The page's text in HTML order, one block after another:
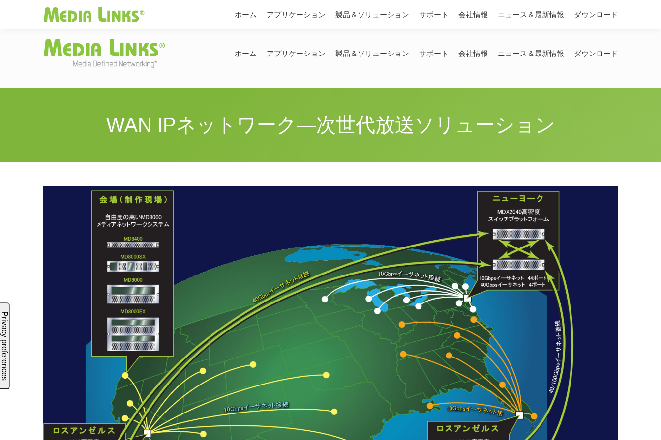
Media LinksJAPAN | Change
ホーム アプリケーション 製品＆ソリューション サポート 会社情報 ニュース＆最新情報 ダウンロード
WAN IPネットワーク―次世代放送ソリューション
ホーム アプリケーション 製品＆ソリューション サポート 会社情報 ニュース＆最新情報 ダウンロード